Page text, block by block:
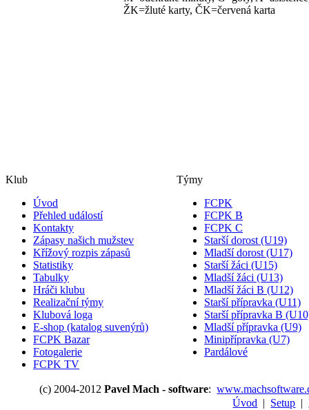
ŽK=žluté karty, ČK=červená karta
Klub
Úvod
Přehled událostí
Kontakty
Zápasy našich mužstev
Křížový rozpis zápasů
Statistiky
Tabulky
Hráči klubu
Realizační týmy
Klubová loga
E-shop (katalog suvenýrů)
FCPK Bazar
Fotogalerie
FCPK TV
Týmy
FCPK
FCPK B
FCPK C
Starší dorost (U19)
Mladší dorost (U17)
Starší žáci (U15)
Mladší žáci (U13)
Mladší žáci B (U12)
Starší přípravka (U11)
Starší přípravka B
Mladší přípravka (U9)
Minipřípravka (U7)
Pardálové
(c) 2004-2012Pavel Mach - software:
Úvod | Setup |